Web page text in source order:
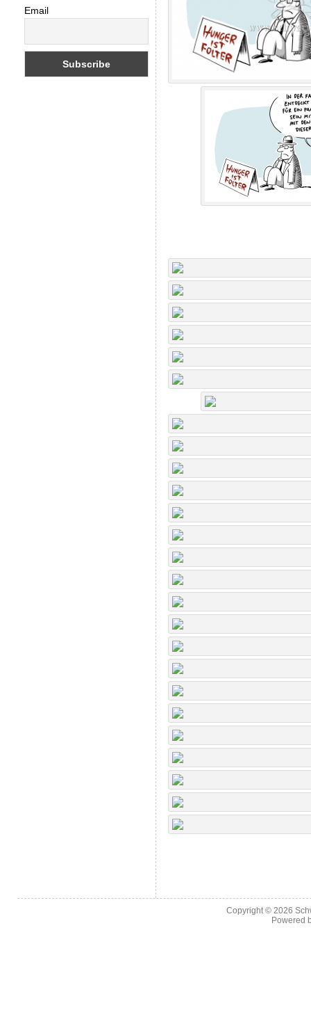
Email
Copyright © 2026
Powered